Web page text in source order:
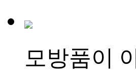
모방품이